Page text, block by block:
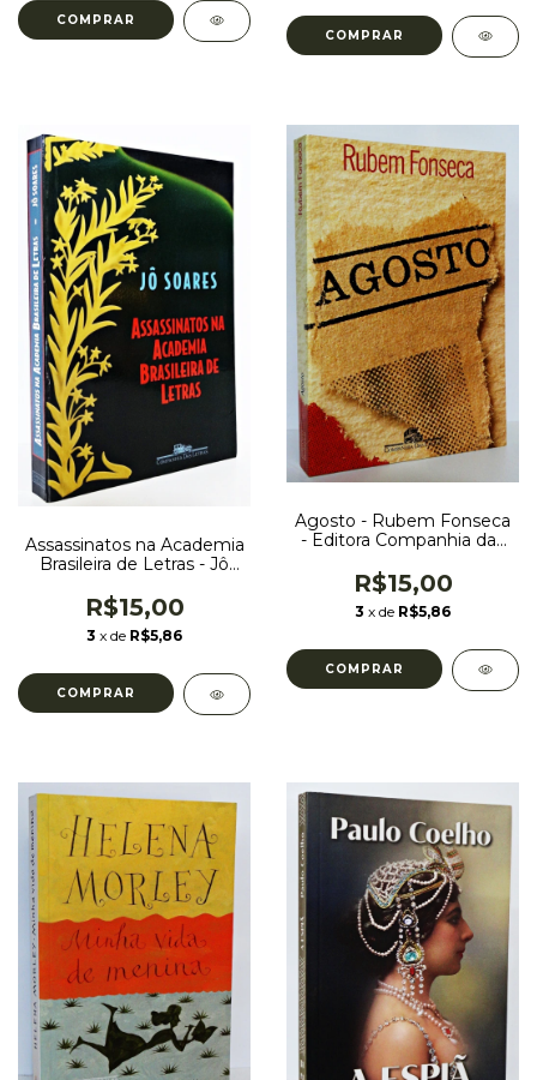
Assassinatos na Academia
Brasileira de Letras - Jô
Companhia das Letras
R$15,00
3 x de R$5,86
Agosto - Rubem Fonseca
- Editora Companhia das
R$15,00
3 x de R$5,86